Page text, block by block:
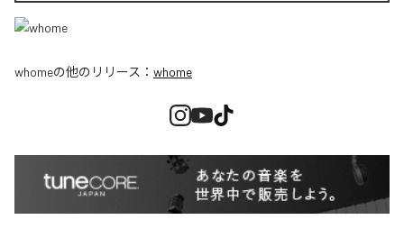
whomeの他のリリース： whome